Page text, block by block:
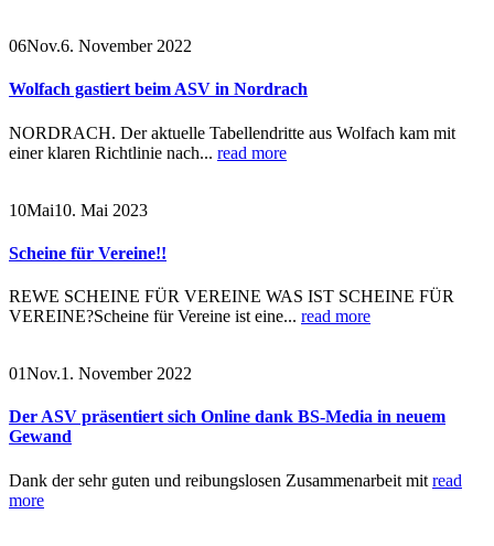
06Nov.6. November 2022
Wolfach gastiert beim ASV in Nordrach
NORDRACH. Der aktuelle Tabellendritte aus Wolfach kam mit
einer klaren Richtlinie nach... read more
10Mai10. Mai 2023
Scheine für Vereine!!
REWE SCHEINE FÜR VEREINE WAS IST SCHEINE FÜR
VEREINE?Scheine für Vereine ist eine... read more
01Nov.1. November 2022
Der ASV präsentiert sich Online dank BS-Media in neuem
Gewand
Dank der sehr guten und reibungslosen Zusammenarbeit mit read
more